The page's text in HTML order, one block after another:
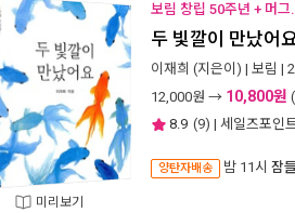
미리보기
보림 창립 50주년 + 머
두 빛깔이 만났어
이재희 (지은이) | 보림 |
12,000원 → 10,800원 (
8.9 (9) | 세일즈포인
양탄자배송 밤 11시 잠